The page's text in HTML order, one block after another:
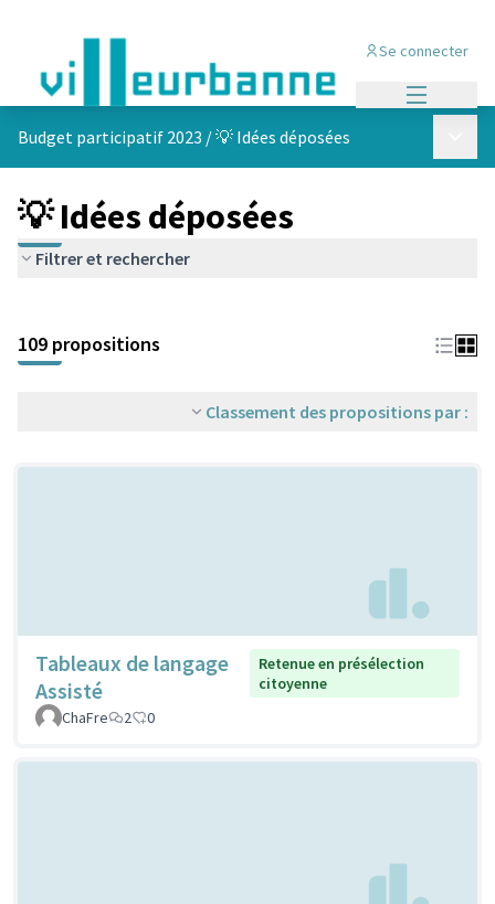
Se connecter
Budget participatif 2023 /💡 Idées déposées
💡 Idées déposées
Filtrer et rechercher
+
−
109 propositions
Classement des propositions par :
Tableaux de langage
Assisté
Retenue en présélection
citoyenne
ChaFre
2 0